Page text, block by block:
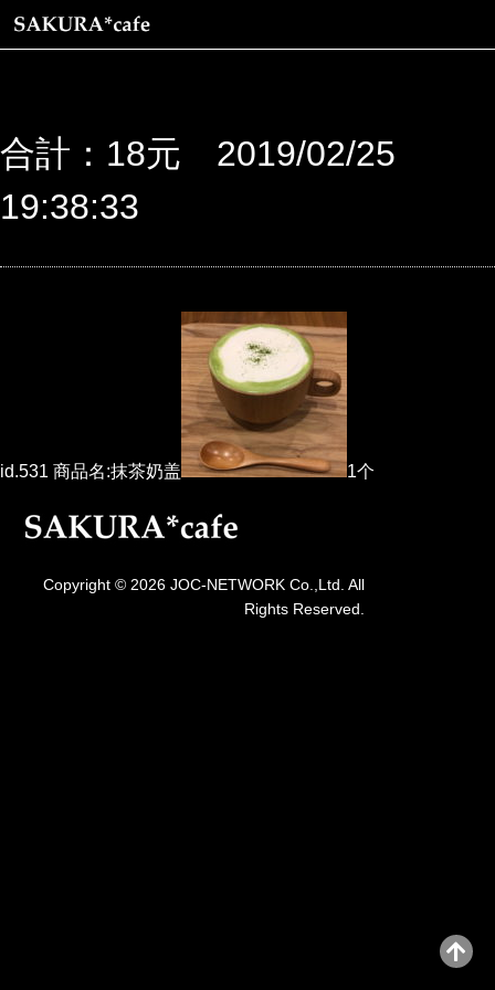
合計：18元 2019/02/25
19:38:33
id.531 商品名:抹茶奶盖 1个
Copyright © 2026 JOC-NETWORK Co.,Ltd. All
Rights Reserved.